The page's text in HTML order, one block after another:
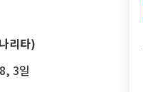
리타)
3일